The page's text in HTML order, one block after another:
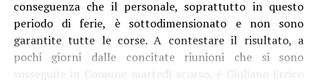
conseguenza che il personale, soprattutto in questo
periodo di ferie, è sottodimensionato e non sono
garantite tutte le corse. A contestare il risultato, a
pochi giorni dalle concitate riunioni che si sono
susseguite in Comune martedì scorso, è Giuliano Errico